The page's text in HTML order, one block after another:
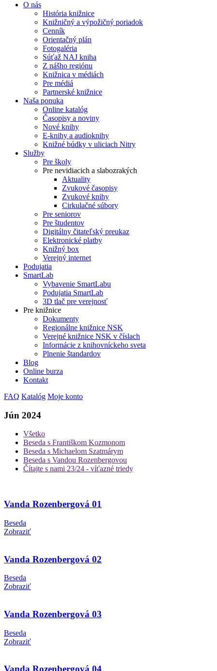
O nás
História knižnice
Knižničný a výpožičný poriadok
Cenník
Orientačný plán
Fotogaléria
Súťaž NAJ kniha
Z nášho regiónu
Knižnica v médiách
Pre médiá
Partnerské knižnice
Naša ponuka
Online katalóg
Časopisy a noviny
Nové knihy
E-knihy a audioknihy
Knižné búdky v uliciach Nitry
Služby
Pre školy
Pre nevidiacich a slabozrakých
Aktuality
Zvukové časopisy
Zvukové knihy
Cirkulačné súbory
Pre seniorov
Pre študentov
Digitálny čitateľský preukaz
Elektronické platby
Knižný box
Verejný internet
Podujatia
SmartLab
Vybavenie SmartLabu
Podujatia SmartLab
3D tlač pre verejnosť
Pre knižnice
Dokumenty
Regionálne knižnice NSK
Verejné knižnice NSK v číslach
Informácie z knihovníckeho sveta
Plnenie štandardov
Blog
Online burza
Kontakt
FAQ Katalóg Moje konto
Jún 2024
Všetko
Beseda s Františkom Kozmonom
Beseda s Michaelom Szatmárym
Beseda s Vandou Rozenbergovou
Čítajte s nami 23/24 - víťazné triedy
Vanda Rozenbergová 01
Beseda
Zobraziť
Vanda Rozenbergová 02
Beseda
Zobraziť
Vanda Rozenbergová 03
Beseda
Zobraziť